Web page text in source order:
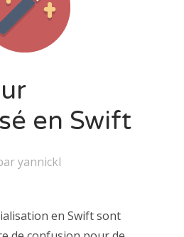
en Swift
yannickl
en Swift sont